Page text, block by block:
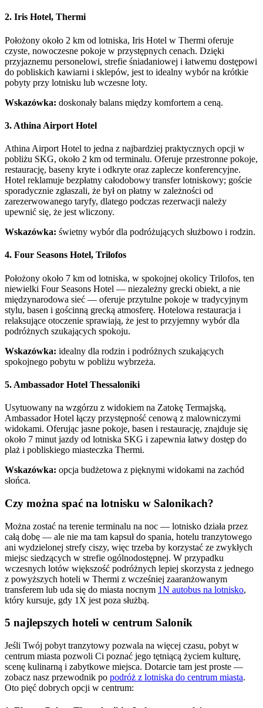
2. Iris Hotel, Thermi
Położony około 2 km od lotniska, Iris Hotel w Thermi oferuje
czyste, nowoczesne pokoje w przystępnych cenach. Dzięki
przyjaznemu personelowi, strefie śniadaniowej i łatwemu dostępowi
do pobliskich kawiarni i sklepów, jest to idealny wybór na krótkie
pobyty przy lotnisku lub wczesne loty.
Wskazówka: doskonały balans między komfortem a ceną.
3. Athina Airport Hotel
Athina Airport Hotel to jedna z najbardziej praktycznych opcji w
pobliżu SKG, około 2 km od terminalu. Oferuje przestronne pokoje,
restaurację, baseny kryte i odkryte oraz zaplecze konferencyjne.
Hotel reklamuje bezpłatny całodobowy transfer lotniskowy; goście
sporadycznie zgłaszali, że był on płatny w zależności od
zarezerwowanego taryfy, dlatego podczas rezerwacji należy
upewnić się, że jest wliczony.
Wskazówka: świetny wybór dla podróżujących służbowo i rodzin.
4. Four Seasons Hotel, Trilofos
Położony około 7 km od lotniska, w spokojnej okolicy Trilofos, ten
niewielki Four Seasons Hotel — niezależny grecki obiekt, a nie
międzynarodowa sieć — oferuje przytulne pokoje w tradycyjnym
stylu, basen i gościnną grecką atmosferę. Hotelowa restauracja i
relaksujące otoczenie sprawiają, że jest to przyjemny wybór dla
podróżnych szukających spokoju.
Wskazówka: idealny dla rodzin i podróżnych szukających
spokojnego pobytu w pobliżu wybrzeża.
5. Ambassador Hotel Thessaloniki
Usytuowany na wzgórzu z widokiem na Zatokę Termajską,
Ambassador Hotel łączy przystępność cenową z malowniczymi
widokami. Oferując jasne pokoje, basen i restaurację, znajduje się
około 7 minut jazdy od lotniska SKG i zapewnia łatwy dostęp do
plaż i pobliskiego miasteczka Thermi.
Wskazówka: opcja budżetowa z pięknymi widokami na zachód
słońca.
Czy można spać na lotnisku w Salonikach?
Można zostać na terenie terminalu na noc — lotnisko działa przez
całą dobę — ale nie ma tam kapsuł do spania, hotelu tranzytowego
ani wydzielonej strefy ciszy, więc trzeba by korzystać ze zwykłych
miejsc siedzących w strefie ogólnodostępnej. W przypadku
wczesnych lotów większość podróżnych lepiej skorzysta z jednego
z powyższych hoteli w Thermi z wcześniej zaaranżowanym
transferem lub uda się do miasta nocnym 1N autobus na lotnisko,
który kursuje, gdy 1X jest poza służbą.
5 najlepszych hoteli w centrum Salonik
Jeśli Twój pobyt tranzytowy pozwala na więcej czasu, pobyt w
centrum miasta pozwoli Ci poznać jego tętniącą życiem kulturę,
scenę kulinarną i zabytkowe miejsca. Dotarcie tam jest proste —
zobacz nasz przewodnik po podróż z lotniska do centrum miasta.
Oto pięć dobrych opcji w centrum: